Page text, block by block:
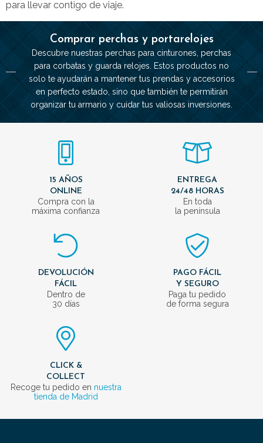
Comprar perchas y portarelojes
Descubre nuestras perchas para cinturones, perchas
para corbatas y guarda relojes. Estos productos no
solo te ayudarán a mantener tus prendas y accesorios
en perfecto estado, sino que también te permitirán
organizar tu armario y cuidar tus valiosas inversiones.
para llevar contigo de viaje.
15 AÑOS
ONLINE
Compra con la
máxima confianza
ENTREGA
24/48 HORAS
En toda
la península
DEVOLUCIÓN
FÁCIL
Dentro de
30 días
PAGO FÁCIL
Y SEGURO
Paga tu pedido
de forma segura
CLICK &
COLLECT
Recoge tu pedido en nuestra
tienda de Madrid